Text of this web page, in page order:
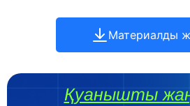
Материалды
Қуанышты